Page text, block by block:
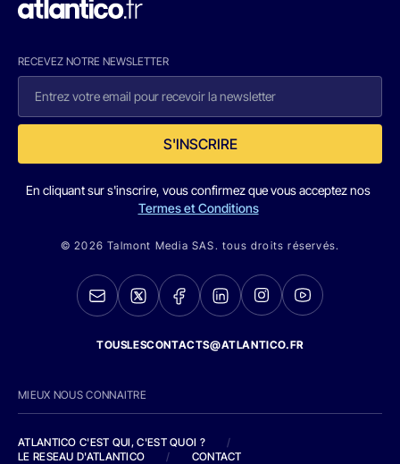
RECEVEZ NOTRE NEWSLETTER
S'INSCRIRE
En cliquant sur s'inscrire, vous confirmez que vous acceptez nos
Termes et Conditions
© 2026 Talmont Media SAS. tous droits réservés.
TOUSLESCONTACTS@ATLANTICO.FR
MIEUX NOUS CONNAITRE
ATLANTICO C'EST QUI, C'EST QUOI ?
/
LE RESEAU D'ATLANTICO
/ CONTACT